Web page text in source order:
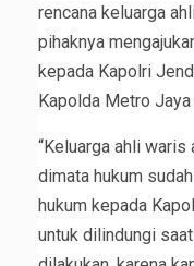
rencana keluarga
pihaknya
kepada Kapolri
Kapolda Metro
“Keluarga ahli
dimata hukum
hukum kepada
untuk dilindungi